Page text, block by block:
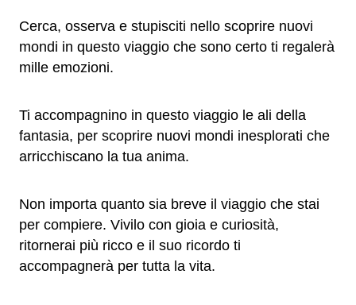
Cerca, osserva e stupisciti nello scoprire nuovi
mondi in questo viaggio che sono certo ti regalerà
mille emozioni.
Ti accompagnino in questo viaggio le ali della
fantasia, per scoprire nuovi mondi inesplorati che
arricchiscano la tua anima.
Non importa quanto sia breve il viaggio che stai
per compiere. Vivilo con gioia e curiosità,
ritornerai più ricco e il suo ricordo ti
accompagnerà per tutta la vita.